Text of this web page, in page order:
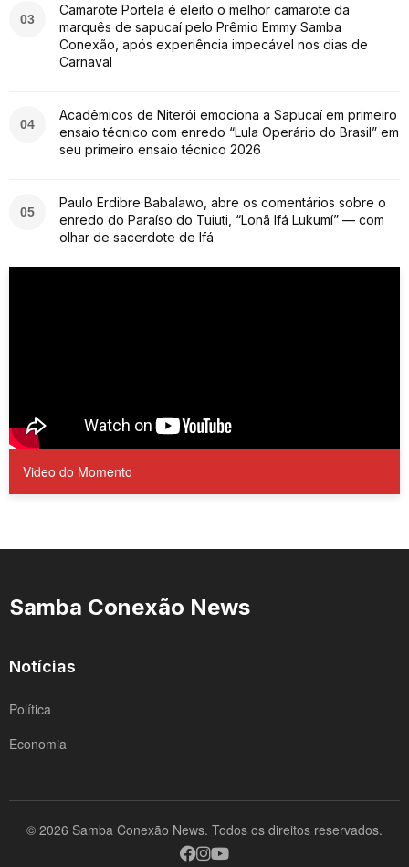
03
Camarote Portela é eleito o melhor camarote da
marquês de sapucaí pelo Prêmio Emmy Samba
Conexão, após experiência impecável nos dias de
Carnaval
04
Acadêmicos de Niterói emociona a Sapucaí em primeiro
ensaio técnico com enredo “Lula Operário do Brasil” em
seu primeiro ensaio técnico 2026
05
Paulo Erdibre Babalawo, abre os comentários sobre o
enredo do Paraíso do Tuiuti, “Lonã Ifá Lukumí” — com
olhar de sacerdote de Ifá
Video do Momento
Samba Conexão News
Notícias
Política
Economia
© 2026 Samba Conexão News. Todos os direitos reservados.